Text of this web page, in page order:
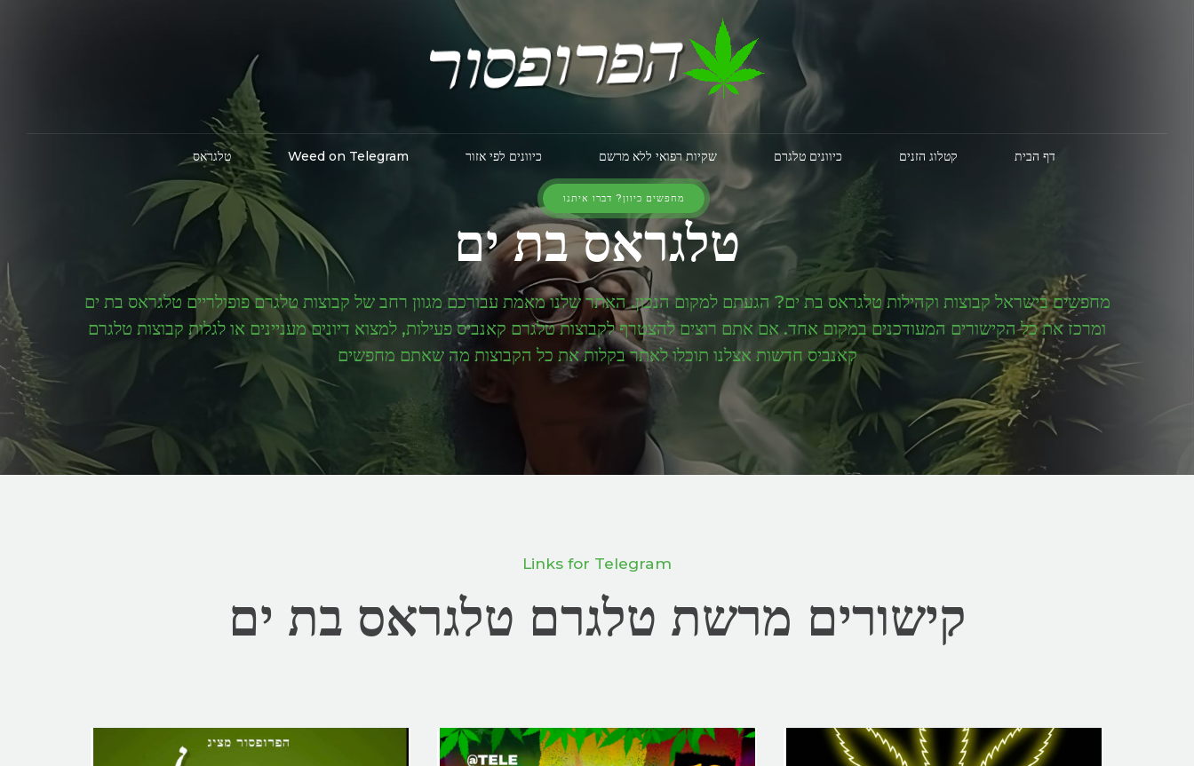
דף הבית קטלוג הזנים כיוונים טלגרם שקיות רפואי ללא מרשם כיוונים לפי אזור Weed on Telegram טלגראס
מחפשים כיוון? דברו איתנו
טלגראס בת ים
מחפשים בישראל קבוצות וקהילות טלגראס בת ים? הגעתם למקום הנכון. האתר שלנו מאמת עבורכם מגוון רחב של קבוצות טלגרם פופולריים טלגראס בת ים
ומרכז את כל הקישורים המעודכנים במקום אחד. אם אתם רוצים להצטרף לקבוצות טלגרם קאנביס פעילות, למצוא דיונים מעניינים או לגלות קבוצות טלגרם
קאנביס חדשות אצלנו תוכלו לאתר בקלות את כל הקבוצות מה שאתם מחפשים
Links for Telegram
קישורים מרשת טלגרם טלגראס בת ים